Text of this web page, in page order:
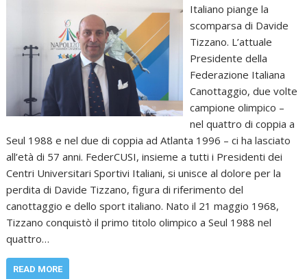
Italiano piange la
scomparsa di Davide
Tizzano. L’attuale
Presidente della
Federazione Italiana
Canottaggio, due volte
campione olimpico –
nel quattro di coppia a
Seul 1988 e nel due di coppia ad Atlanta 1996 – ci ha lasciato
all’età di 57 anni. FederCUSI, insieme a tutti i Presidenti dei
Centri Universitari Sportivi Italiani, si unisce al dolore per la
perdita di Davide Tizzano, figura di riferimento del
canottaggio e dello sport italiano. Nato il 21 maggio 1968,
Tizzano conquistò il primo titolo olimpico a Seul 1988 nel
quattro…
READ MORE